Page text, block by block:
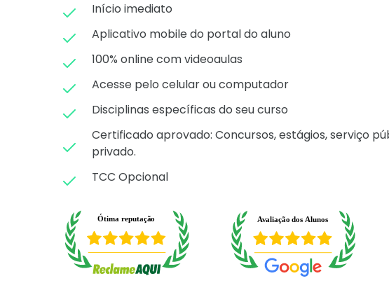
Início imediato
Aplicativo mobile do portal do aluno
100% online com videoaulas
Acesse pelo celular ou computador
Disciplinas específicas do seu curso
Certificado aprovado: Concursos, estágios, serviço
privado.
TCC Opcional